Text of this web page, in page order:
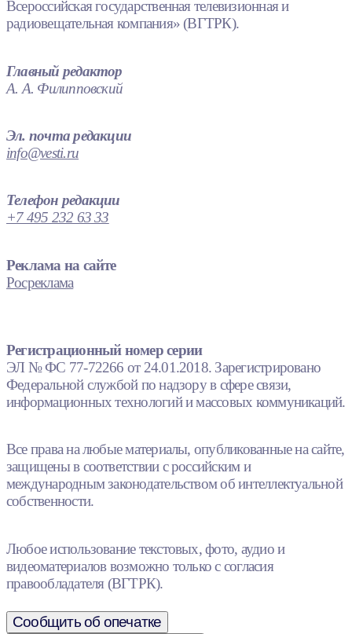
Всероссийская государственная телевизионная и
радиовещательная компания» (ВГТРК).
Главный редактор
А. А. Филипповский
Эл. почта редакции
info@vesti.ru
Телефон редакции
+7 495 232 63 33
Реклама на сайте
Росреклама
Регистрационный номер серии
ЭЛ № ФС 77-72266 от 24.01.2018. Зарегистрировано
Федеральной службой по надзору в сфере связи,
информационных технологий и массовых коммуникаций.
Все права на любые материалы, опубликованные на сайте,
защищены в соответствии с российским и
международным законодательством об интеллектуальной
собственности.
Любое использование текстовых, фото, аудио и
видеоматериалов возможно только с согласия
правообладателя (ВГТРК).
Сообщить об опечатке